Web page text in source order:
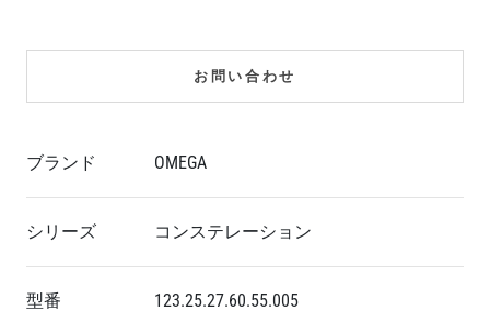
お問い合わせ
ブランド OMEGA
シリーズ コンステレーション
型番 123.25.27.60.55.005